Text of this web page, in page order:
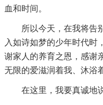
血和时间。
所以今天，在我将告
入如诗如梦的少年时代时
谢家人的养育之恩，感谢
无限的爱滋润着我、沐浴
在这里，我要真诚地